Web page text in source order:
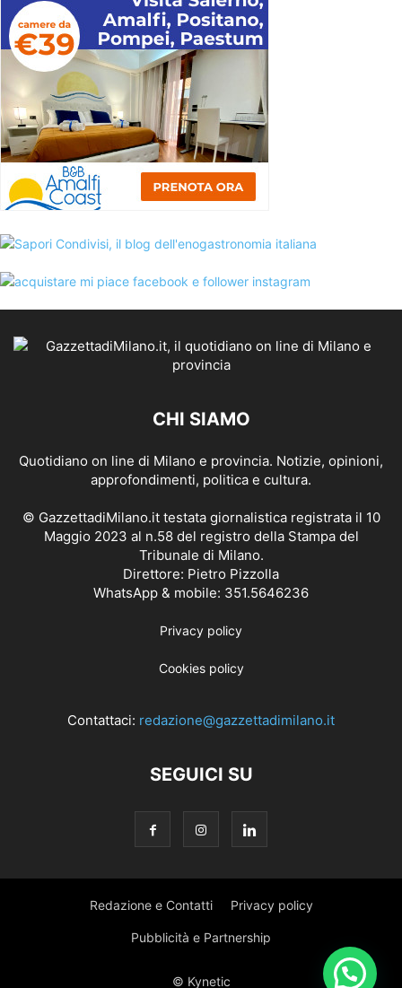
CHI SIAMO
Quotidiano on line di Milano e provincia. Notizie, opinioni,
approfondimenti, politica e cultura.
© GazzettadiMilano.it testata giornalistica registrata il 10
Maggio 2023 al n.58 del registro della Stampa del
Tribunale di Milano.
Direttore: Pietro Pizzolla
WhatsApp & mobile: 351.5646236
Privacy policy
Cookies policy
Contattaci: redazione@gazzettadimilano.it
SEGUICI SU
Redazione e Contatti Privacy policy
Pubblicità e Partnership
© Kynetic